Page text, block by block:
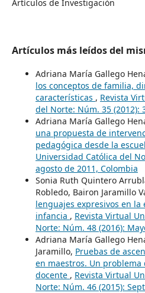
Artículos de Investigación
Artículos más leídos del
Adriana María Gallego
los conceptos de familia,
características , Revista
del Norte: Núm. 35 (2012):
Adriana María Gallego
una propuesta de
pedagógica desde la
Universidad Católica del
agosto de 2011, Colombia
Sonia Ruth Quintero
Robledo, Bairon Jaramillo
lenguajes expresivos en
infancia , Revista Virtual
Norte: Núm. 48 (2016):
Adriana María Gallego
Jaramillo, Pruebas de
en maestros. Un
docente , Revista Virtual
Norte: Núm. 46 (2015):